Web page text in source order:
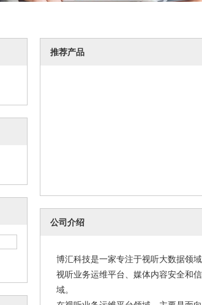
推荐产品
公司介绍
博汇科技是一家专注于视听大数据领
视听业务运维平台、媒体内容安全和
域。